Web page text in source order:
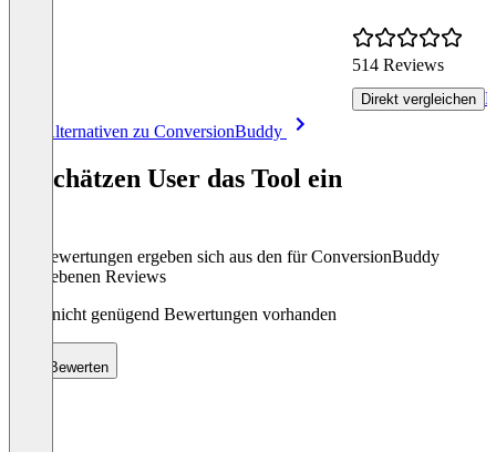
514 Reviews
Direkt vergleichen
Alle Alternativen zu ConversionBuddy
So schätzen User das Tool ein
Die Bewertungen ergeben sich aus den für ConversionBuddy
abgegebenen Reviews
Noch nicht genügend Bewertungen vorhanden
Bewerten